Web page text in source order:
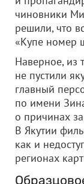
чиновники
решили, что
«Купе номер
Наверное, из
не пустили
главный
по имени
о причинах
В Якутии
как и
регионах